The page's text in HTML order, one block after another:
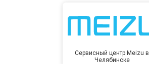
Сервисный центр Meizu в
Челябинске